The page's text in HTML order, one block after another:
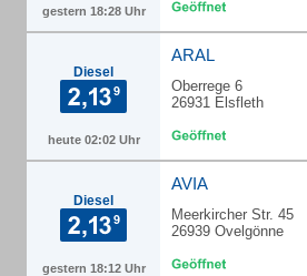
gestern 18:28 Uhr
Diesel
heute 02:02 Uhr
ARAL
Oberrege 6
26931 Elsfleth
Diesel
gestern 18:12 Uhr
AVIA
Meerkircher Str. 45
26939 Ovelgönne